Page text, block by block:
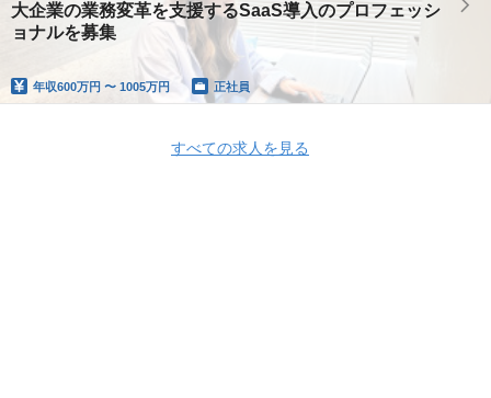
大企業の業務変革を支援するSaaS導入のプロフェッシ
ョナルを募集
年収600万円 〜 1005万円 正社員
すべての求人を見る